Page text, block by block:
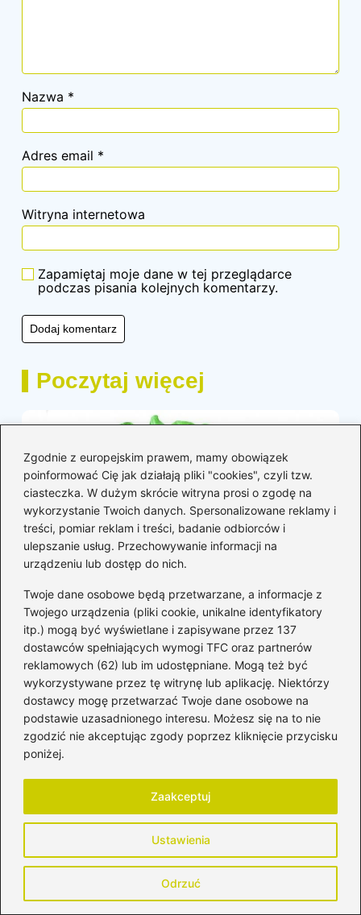
Zgodnie z europejskim prawem, mamy obowiązek
poinformować Cię jak działają pliki "cookies", czyli tzw.
ciasteczka. W dużym skrócie witryna prosi o zgodę na
wykorzystanie Twoich danych. Spersonalizowane reklamy i
treści, pomiar reklam i treści, badanie odbiorców i
ulepszanie usług. Przechowywanie informacji na
urządzeniu lub dostęp do nich.
Twoje dane osobowe będą przetwarzane, a informacje z
Twojego urządzenia (pliki cookie, unikalne identyfikatory
itp.) mogą być wyświetlane i zapisywane przez 137
dostawców spełniających wymogi TFC oraz partnerów
reklamowych (62) lub im udostępniane. Mogą też być
wykorzystywane przez tę witrynę lub aplikację. Niektórzy
dostawcy mogę przetwarzać Twoje dane osobowe na
podstawie uzasadnionego interesu. Możesz się na to nie
zgodzić nie akceptując zgody poprzez kliknięcie przycisku
poniżej.
Ustawienia
Odrzuć
Zaakceptuj
Nazwa *
Adres email *
Witryna internetowa
Zapamiętaj moje dane w tej przeglądarce
podczas pisania kolejnych komentarzy.
Poczytaj więcej
Korzyści sałaty w diecie mam
karmiących piersią
2026-04-30